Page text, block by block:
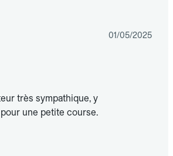
01/05/2025
très sympathique, y
une petite course.